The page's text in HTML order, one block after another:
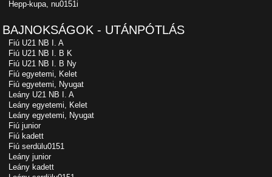
Hepp-kupa, nu0151i
BAJNOKSÁGOK - UTÁNPÓTLÁS
Fiú U21 NB I. A
Fiú U21 NB I. B K
Fiú U21 NB I. B Ny
Fiú egyetemi, Kelet
Fiú egyetemi, Nyugat
Leány U21 NB I. A
Leány egyetemi, Kelet
Leány egyetemi, Nyugat
Fiú junior
Fiú kadett
Fiú serdülu0151
Leány junior
Leány kadett